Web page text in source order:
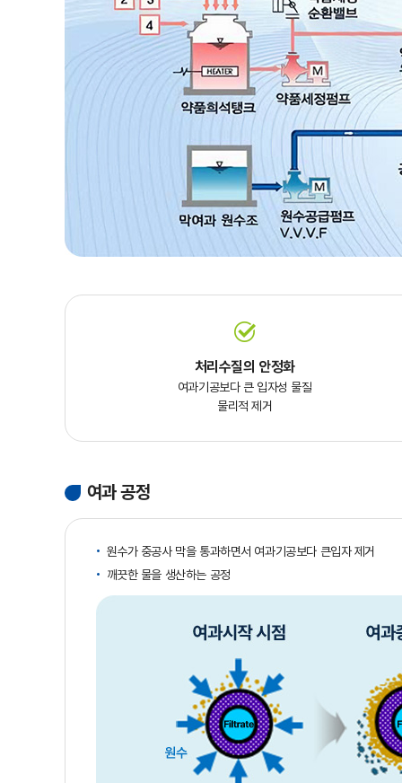
처리수질의 안정화
여과기공보다 큰 입자성 물질
물리적 제거
여과 공정
원수가 중공사 막을 통과하면서 여과기공보다 큰입자 제거
깨끗한 물을 생산하는 공정